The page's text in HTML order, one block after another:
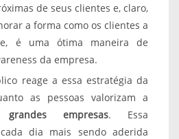
de seus clientes e, claro,
a forma como os clientes a
é uma ótima maneira de
da empresa.
reage a essa estratégia da
as pessoas valorizam a
empresas. Essa
dia mais sendo aderida